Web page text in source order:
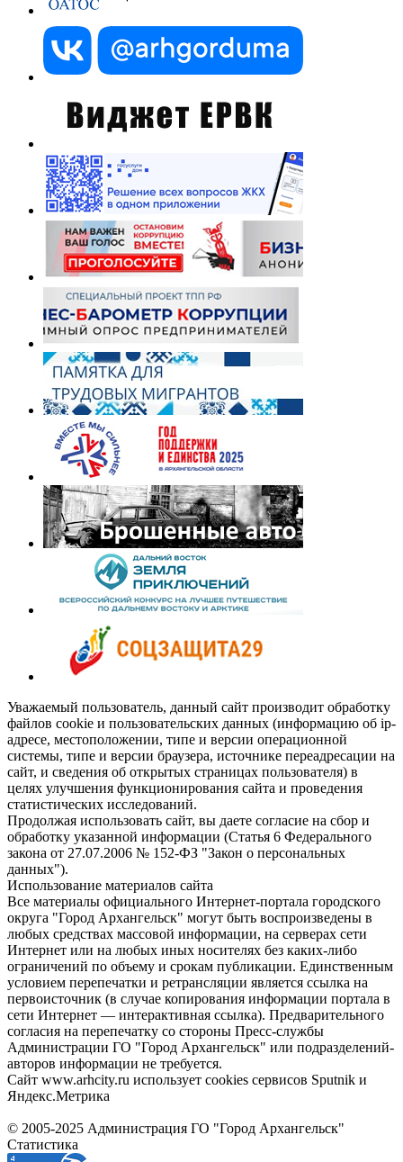
Уважаемый пользователь, данный сайт производит обработку
файлов cookie и пользовательских данных (информацию об ip-
адресе, местоположении, типе и версии операционной
системы, типе и версии браузера, источнике переадресации на
сайт, и сведения об открытых страницах пользователя) в
целях улучшения функционирования сайта и проведения
статистических исследований.
Продолжая использовать сайт, вы даете согласие на сбор и
обработку указанной информации (Статья 6 Федерального
закона от 27.07.2006 № 152-ФЗ "Закон о персональных
данных").
Использование материалов сайта
Все материалы официального Интернет-портала городского
округа "Город Архангельск" могут быть воспроизведены в
любых средствах массовой информации, на серверах сети
Интернет или на любых иных носителях без каких-либо
ограничений по объему и срокам публикации. Единственным
условием перепечатки и ретрансляции является ссылка на
первоисточник (в случае копирования информации портала в
сети Интернет — интерактивная ссылка). Предварительного
согласия на перепечатку со стороны Пресс-службы
Администрации ГО "Город Архангельск" или подразделений-
авторов информации не требуется.
Сайт www.arhcity.ru использует cookies сервисов Sputnik и
Яндекс.Метрика
© 2005-2025 Администрация ГО "Город Архангельск"
Статистика